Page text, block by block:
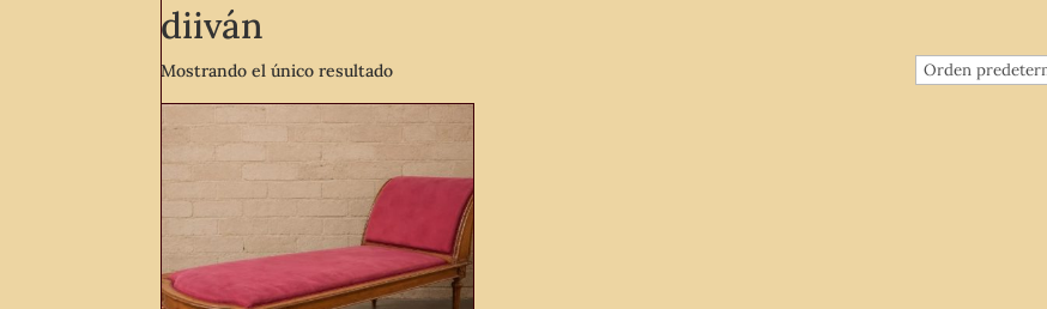
diiván
Mostrando el único resultado